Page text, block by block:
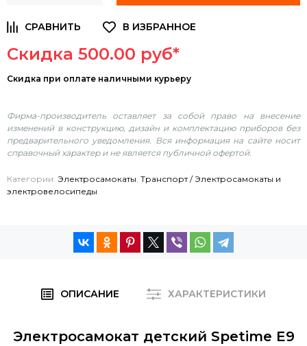
Скидка 500.00 руб*
Скидка при оплате наличными курьеру
Фирма-производитель оставляет за собой право на внесение
изменений в конструкцию, дизайн и комплектацию приборов без
предварительного уведомления. Вся информация на сайте носит
справочный характер и не является публичной офертой.
Категории: Электросамокаты, Транспорт / Электросамокаты и
электровелосипеды
ОПИСАНИЕ ХАРАКТЕРИСТИКИ
Электросамокат детский Spetime E9